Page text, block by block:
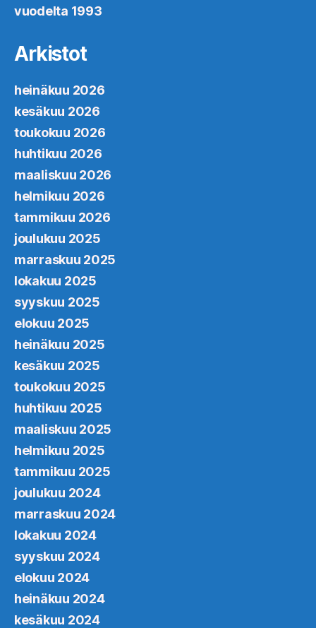
vuodelta 1993
Arkistot
heinäkuu 2026
kesäkuu 2026
toukokuu 2026
huhtikuu 2026
maaliskuu 2026
helmikuu 2026
tammikuu 2026
joulukuu 2025
marraskuu 2025
lokakuu 2025
syyskuu 2025
elokuu 2025
heinäkuu 2025
kesäkuu 2025
toukokuu 2025
huhtikuu 2025
maaliskuu 2025
helmikuu 2025
tammikuu 2025
joulukuu 2024
marraskuu 2024
lokakuu 2024
syyskuu 2024
elokuu 2024
heinäkuu 2024
kesäkuu 2024